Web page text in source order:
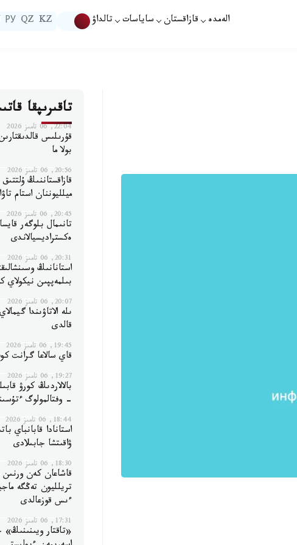
الەمدە قازاقستان ساياسات تالداۋ KZ
QZ
РУ
تاقىرىپقا
22:04, 06 تامىز 2026
قۇرىلىس
بولا ما
20:56, 06 تامىز 2026
ميلليوننان استام
20:45, 06 تامىز 2026
تانىمال بلوگەر
ەكستراديسيالاندى
20:31, 06 تامىز 2026
استانانىڭ
بىلمەپپىن نيكولاي
20:07, 06 تامىز 2026
ىلە الاتاۋىندا
قالدى
19:45, 06 تامىز 2026
قاي سالاعا گرانت
19:27, 06 تامىز 2026
بالالاردىڭ كورۋ
- وفتالمولوگ
18:44, 06 تامىز 2026
استانادا قابانباي
ۋاقىتشا جابىلادى
18:30, 06 تامىز 2026
تريلليون تەڭگە
ءىس قوزعالدى
17:31, 06 تامىز 2026
«تاقتار ويىنىنىڭ»